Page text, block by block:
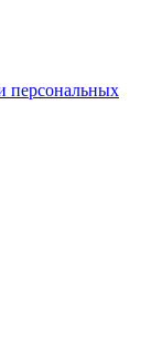
персональных